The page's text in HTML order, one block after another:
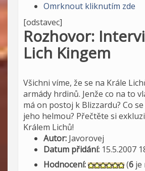
Omrknout kliknutím zde
[odstavec]
Rozhovor:
Lich Kingem
Všichni víme, že se na Krále
armády hrdinů. Jenže co na to
má on postoj k Blizzardu? Co
jeho helmou? Přečtěte si
Králem Lichů!
Autor: Javorovej
Datum přidání: 15.5.2007
Hodnocení:
(6 je